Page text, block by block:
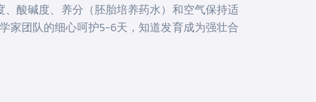
酸碱度、养分（胚胎培养药水）和空气保持适
家团队的细心呵护5-6天，知道发育成为强壮合